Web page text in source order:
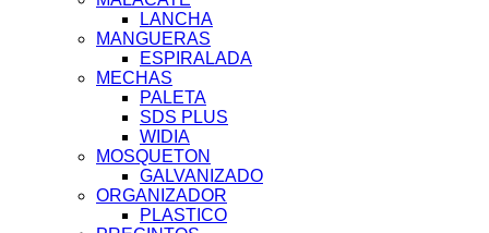
LANCHA
MANGUERAS
ESPIRALADA
MECHAS
PALETA
SDS PLUS
WIDIA
MOSQUETON
GALVANIZADO
ORGANIZADOR
PLASTICO